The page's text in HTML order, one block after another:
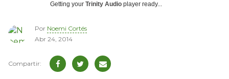
Getting your Trinity Audio player ready...
Por Noemi Cortés
Abr 24, 2014